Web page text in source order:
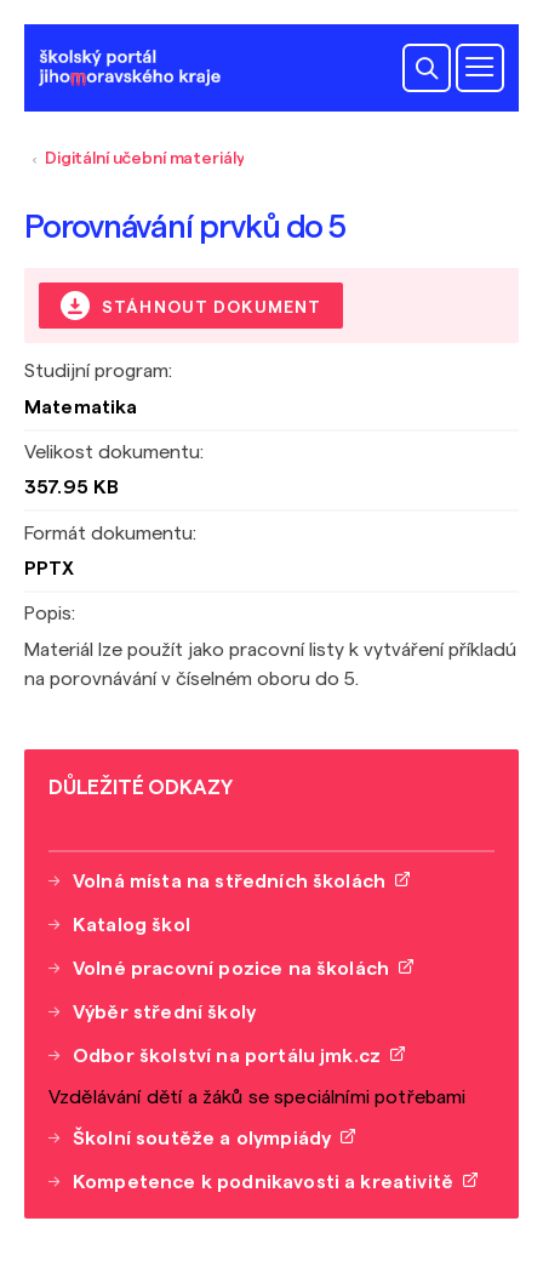
Digitální učební materiály
Porovnávání prvků do 5
STÁHNOUT DOKUMENT
Studijní program:
Matematika
Velikost dokumentu:
357.95 KB
Formát dokumentu:
PPTX
Popis:
Materiál lze použít jako pracovní listy k vytváření příkladú
na porovnávání v číselném oboru do 5.
DŮLEŽITÉ ODKAZY
Volná místa na středních školách
Katalog škol
Volné pracovní pozice na školách
Výběr střední školy
Odbor školství na portálu jmk.cz
Vzdělávání dětí a žáků se speciálními potřebami
Školní soutěže a olympiády
Kompetence k podnikavosti a kreativitě